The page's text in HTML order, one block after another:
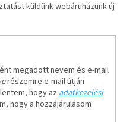
küldünk webáruházunk új
megadott nevem és e-mail
részemre e-mail útján
hogy azadatkezelési
hogy a hozzájárulásom